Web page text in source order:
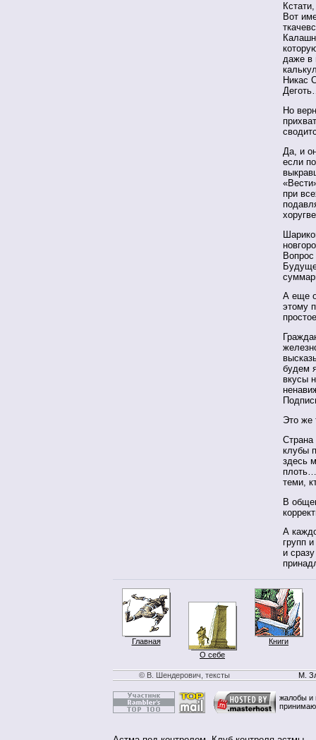
Вот
даже в
Никас
Но
Да, и
если
при
А еще
этому
будем
вкусы
Это же
Страна
клубы
здесь
теми,
В
А
групп
и
Главная
О себе
Книги
© В. Шендерович, тексты М.
жалобы и